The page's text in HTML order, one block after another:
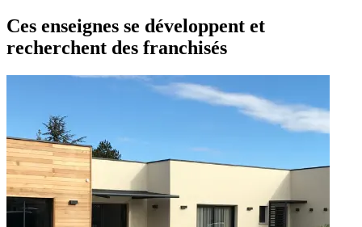
Ces enseignes se développent et
recherchent des franchisés